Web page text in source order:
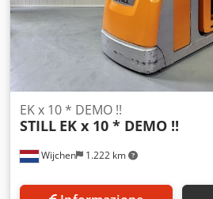
Wijchen 1.222 km
EK x 10 * DEMO !!
STILL EK x 10 * DEMO !!